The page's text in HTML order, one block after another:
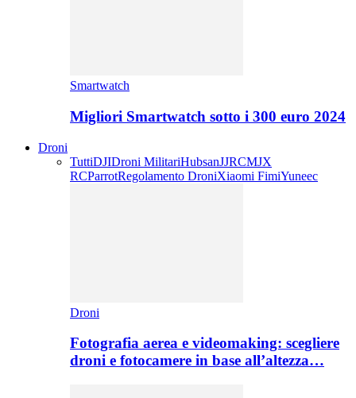
Smartwatch
Migliori Smartwatch sotto i 300 euro 2024
Droni
TuttiDJIDroni MilitariHubsanJJRCMJX
RCParrotRegolamento DroniXiaomi FimiYuneec
Droni
Fotografia aerea e videomaking: scegliere
droni e fotocamere in base all’altezza…